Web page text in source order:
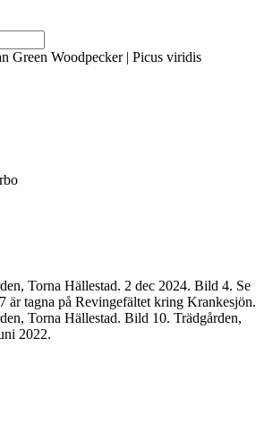
Green Woodpecker | Picus viridis
Torna Hällestad. 2 dec 2024. Bild 4. Se
är tagna på Revingefältet kring Krankesjön.
Torna Hällestad. Bild 10. Trädgården,
2022.